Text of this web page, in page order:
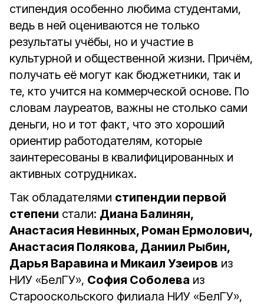
стипендия особенно любима студентами,
ведь в ней оцениваются не только
результаты учёбы, но и участие в
культурной и общественной жизни. Причём,
получать её могут как бюджетники, так и
те, кто учится на коммерческой основе. По
словам лауреатов, важны не столько сами
деньги, но и тот факт, что это хороший
ориентир работодателям, которые
заинтересованы в квалифицированных и
активных сотрудниках.
Так обладателями стипендии первой
степени стали: Диана Балинян,
Анастасия Невинных, Роман Ермолович,
Анастасия Полякова, Даниил Рыбин,
Дарья Варавина и Микаил Узеиров из
НИУ «БелГУ», София Соболева из
Старооскольского филиала НИУ «БелГУ»,